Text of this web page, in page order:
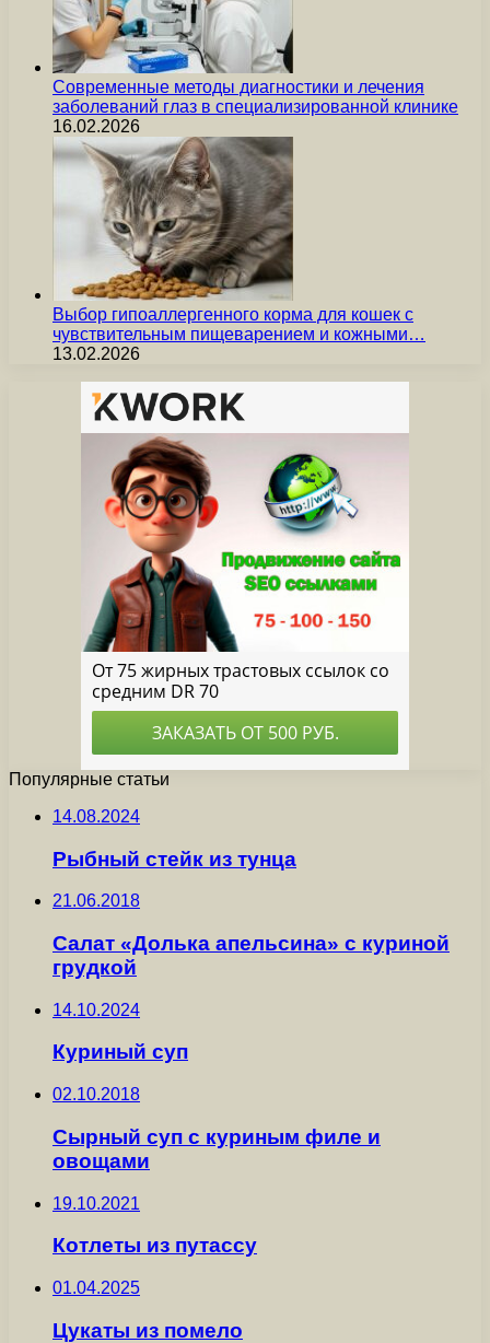
Современные методы диагностики и лечения
заболеваний глаз в специализированной клинике
16.02.2026
Выбор гипоаллергенного корма для кошек с
чувствительным пищеварением и кожными…
13.02.2026
Популярные статьи
14.08.2024
Рыбный стейк из тунца
21.06.2018
Салат «Долька апельсина» с куриной
грудкой
14.10.2024
Куриный суп
02.10.2018
Сырный суп с куриным филе и
овощами
19.10.2021
Котлеты из путассу
01.04.2025
Цукаты из помело